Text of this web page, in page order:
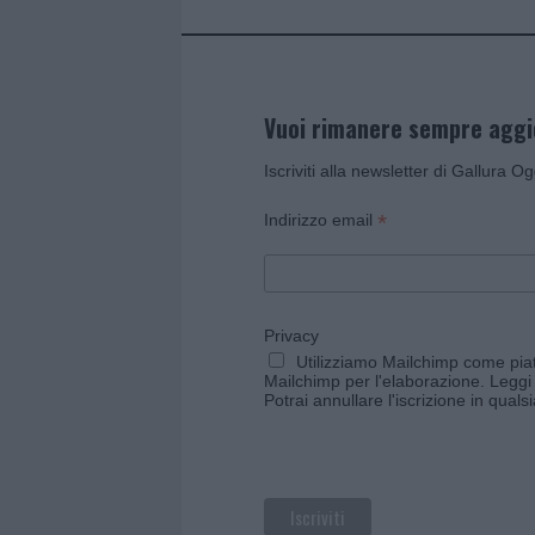
Vuoi rimanere sempre
Iscriviti alla newsletter di Gallura
Indirizzo email *
Privacy
Utilizziamo Mailchimp come
Mailchimp per l'elaborazione.
Potrai annullare l'iscrizione in